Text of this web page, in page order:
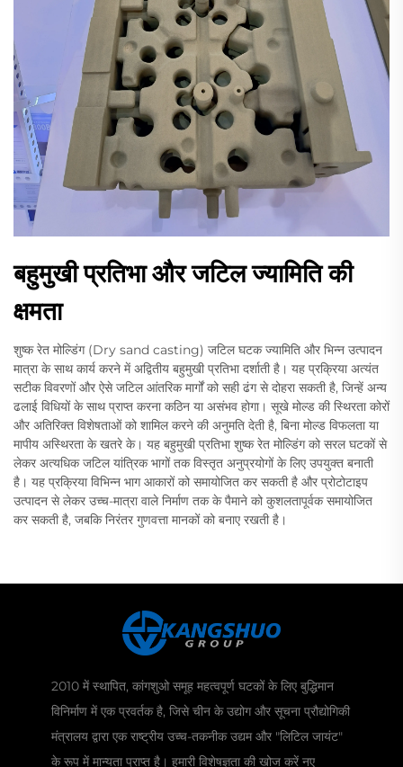
बहुमुखी प्रतिभा और जटिल ज्यामिति की
क्षमता
शुष्क रेत मोल्डिंग (Dry sand casting) जटिल घटक ज्यामिति और भिन्न उत्पादन
मात्रा के साथ कार्य करने में अद्वितीय बहुमुखी प्रतिभा दर्शाती है। यह प्रक्रिया अत्यंत
सटीक विवरणों और ऐसे जटिल आंतरिक मार्गों को सही ढंग से दोहरा सकती है, जिन्हें अन्य
ढलाई विधियों के साथ प्राप्त करना कठिन या असंभव होगा। सूखे मोल्ड की स्थिरता कोरों
और अतिरिक्त विशेषताओं को शामिल करने की अनुमति देती है, बिना मोल्ड विफलता या
मापीय अस्थिरता के खतरे के। यह बहुमुखी प्रतिभा शुष्क रेत मोल्डिंग को सरल घटकों से
लेकर अत्यधिक जटिल यांत्रिक भागों तक विस्तृत अनुप्रयोगों के लिए उपयुक्त बनाती
है। यह प्रक्रिया विभिन्न भाग आकारों को समायोजित कर सकती है और प्रोटोटाइप
उत्पादन से लेकर उच्च-मात्रा वाले निर्माण तक के पैमाने को कुशलतापूर्वक समायोजित
कर सकती है, जबकि निरंतर गुणवत्ता मानकों को बनाए रखती है।
2010 में स्थापित, कांगशुओ समूह महत्वपूर्ण घटकों के लिए बुद्धिमान
विनिर्माण में एक प्रवर्तक है, जिसे चीन के उद्योग और सूचना प्रौद्योगिकी
मंत्रालय द्वारा एक राष्ट्रीय उच्च-तकनीक उद्यम और "लिटिल जायंट"
के रूप में मान्यता प्राप्त है। हमारी विशेषज्ञता की खोज करें नए